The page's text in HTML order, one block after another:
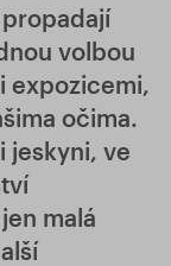
volbou
expozicemi,
očima.
jeskyni, ve
malá